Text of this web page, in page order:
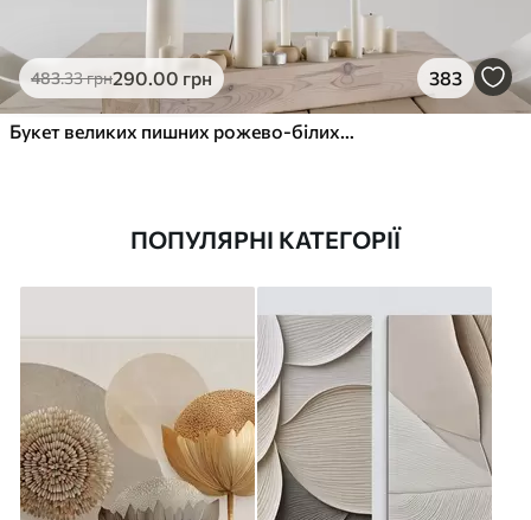
483.33грн290.00 грн 383
Букет великих пишних рожево-білих квітів півонії із зеленим листям на м’якому розмитому фоні
ПОПУЛЯРНІ КАТЕГОРІЇ